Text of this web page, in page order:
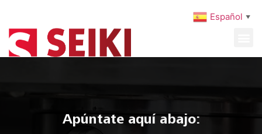
Apúntate aquí abajo:
Español ▼